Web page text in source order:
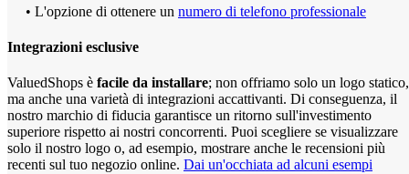
• L'opzione di ottenere un numero di telefono professionale
Integrazioni esclusive
ValuedShops è facile da installare; non offriamo solo un logo statico,
ma anche una varietà di integrazioni accattivanti. Di conseguenza, il
nostro marchio di fiducia garantisce un ritorno sull'investimento
superiore rispetto ai nostri concorrenti. Puoi scegliere se visualizzare
solo il nostro logo o, ad esempio, mostrare anche le recensioni più
recenti sul tuo negozio online. Dai un'occhiata ad alcuni esempi